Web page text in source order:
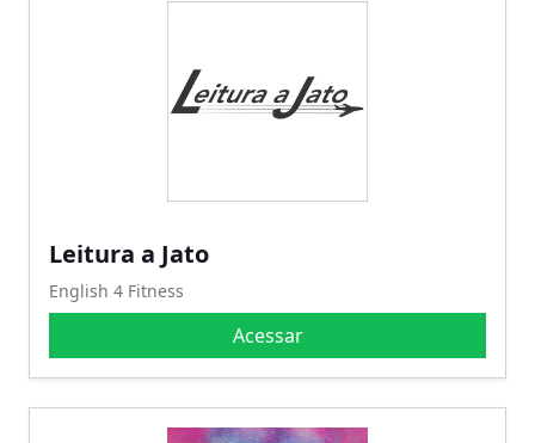
Leitura a Jato
English 4 Fitness
Acessar